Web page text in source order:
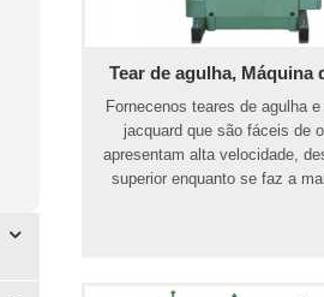
Tear de agulha, Máquina
Fornecenos teares de agulha
jacquard que são fáceis de
apresentam alta velocidade,
superior enquanto se faz a